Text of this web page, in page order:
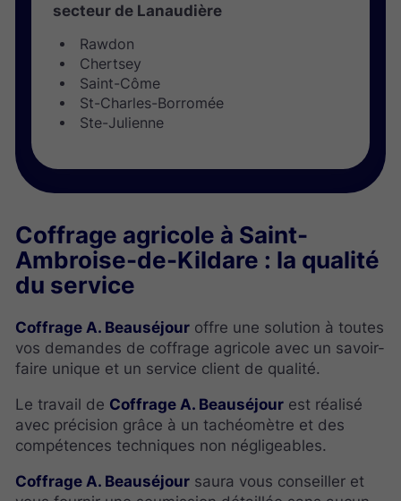
secteur de Lanaudière
Rawdon
Chertsey
Saint-Côme
St-Charles-Borromée
Ste-Julienne
Coffrage agricole à Saint-
Ambroise-de-Kildare : la qualité
du service
Coffrage A. Beauséjour offre une solution à toutes
vos demandes de coffrage agricole avec un savoir-
faire unique et un service client de qualité.
Le travail de Coffrage A. Beauséjour est réalisé
avec précision grâce à un tachéomètre et des
compétences techniques non négligeables.
Coffrage A. Beauséjour saura vous conseiller et